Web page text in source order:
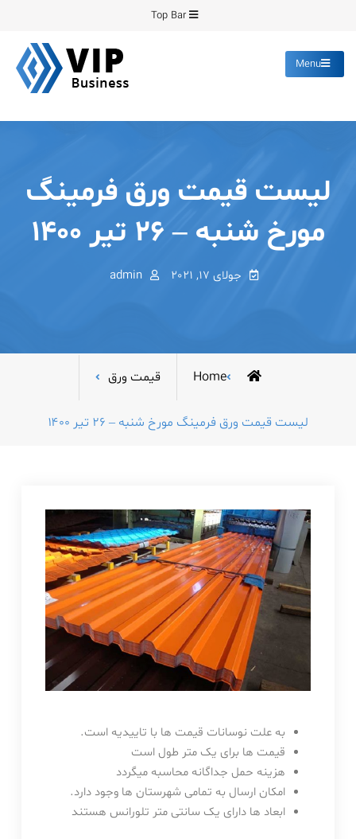
content
Top Bar
Menu
لیست قیمت ورق فرمینگ
مورخ شنبه – ۲۶ تیر ۱۴۰۰
جولای 17, 2021 admin
Home قیمت ورق
لیست قیمت ورق فرمینگ مورخ شنبه – ۲۶ تیر ۱۴۰۰
به علت نوسانات قیمت ها با تاییدیه است.
قیمت ها برای یک متر طول است
هزینه حمل جداگانه محاسبه میگردد
امکان ارسال به تمامی شهرستان ها وجود دارد.
ابعاد ها دارای یک سانتی متر تلورانس هستند